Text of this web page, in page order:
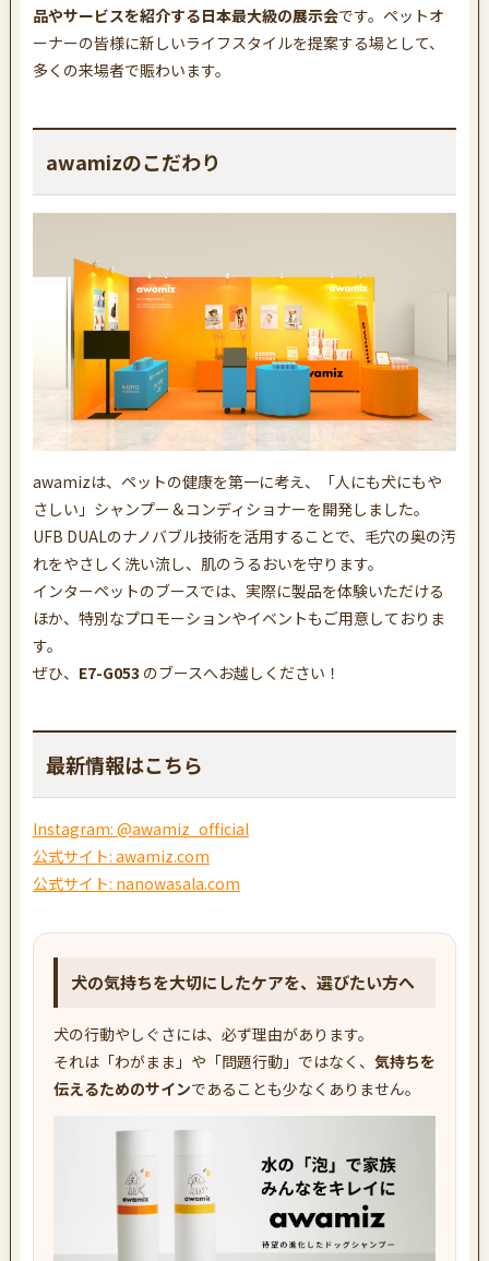
品やサービスを紹介する日本最大級の展示会です。ペットオ
ーナーの皆様に新しいライフスタイルを提案する場として、
多くの来場者で賑わいます。
awamizのこだわり
awamizは、ペットの健康を第一に考え、
「人にも犬にもや
さしい」 シャンプー＆コンディショナーを開発しました。
UFB DUALのナノバブル技術を活用することで、毛穴の奥の汚
れをやさしく洗い流し、肌のうるおいを守ります。
インターペットのブースでは、実際に製品を体験いただける
ほか、特別なプロモーションやイベントもご用意しておりま
す。
ぜひ、 E7-G053 のブースへお越しください！
最新情報はこちら
Instagram: @awamiz_official
公式サイト: awamiz.com
公式サイト: nanowasala.com
犬の気持ちを大切にしたケアを、選びたい方へ
犬の行動やしぐさには、必ず理由があります。
それは「わがまま」や「問題行動」ではなく、 気持ちを
伝えるためのサインであることも少なくありません。